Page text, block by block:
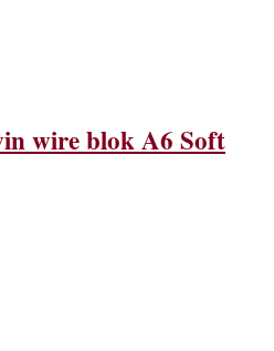
wire blok A6 Soft